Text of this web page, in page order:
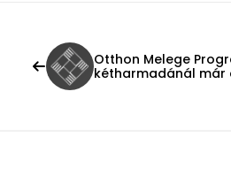
Otthon Melege
kétharmadánál már